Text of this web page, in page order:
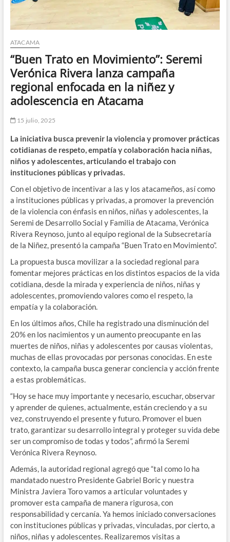
ATACAMA
“Buen Trato en Movimiento”: Seremi
Verónica Rivera lanza campaña
regional enfocada en la niñez y
adolescencia en Atacama
15 julio, 2025
La iniciativa busca prevenir la violencia y promover prácticas
cotidianas de respeto, empatía y colaboración hacia niñas,
niños y adolescentes, articulando el trabajo con
instituciones públicas y privadas.
Con el objetivo de incentivar a las y los atacameños, así como
a instituciones públicas y privadas, a promover la prevención
de la violencia con énfasis en niños, niñas y adolescentes, la
Seremi de Desarrollo Social y Familia de Atacama, Verónica
Rivera Reynoso, junto al equipo regional de la Subsecretaría
de la Niñez, presentó la campaña “Buen Trato en Movimiento”.
La propuesta busca movilizar a la sociedad regional para
fomentar mejores prácticas en los distintos espacios de la vida
cotidiana, desde la mirada y experiencia de niños, niñas y
adolescentes, promoviendo valores como el respeto, la
empatía y la colaboración.
En los últimos años, Chile ha registrado una disminución del
20% en los nacimientos y un aumento preocupante en las
muertes de niños, niñas y adolescentes por causas violentas,
muchas de ellas provocadas por personas conocidas. En este
contexto, la campaña busca generar conciencia y acción frente
a estas problemáticas.
“Hoy se hace muy importante y necesario, escuchar, observar
y aprender de quienes, actualmente, están creciendo y a su
vez, construyendo el presente y futuro. Promover el buen
trato, garantizar su desarrollo integral y proteger su vida debe
ser un compromiso de todas y todos”, afirmó la Seremi
Verónica Rivera Reynoso.
Además, la autoridad regional agregó que “tal como lo ha
mandatado nuestro Presidente Gabriel Boric y nuestra
Ministra Javiera Toro vamos a articular voluntades y
promover esta campaña de manera rigurosa, con
responsabilidad y cercanía. Ya hemos iniciado conversaciones
con instituciones públicas y privadas, vinculadas, por cierto, a
niños, niñas y adolescentes. Realizaremos visitas a